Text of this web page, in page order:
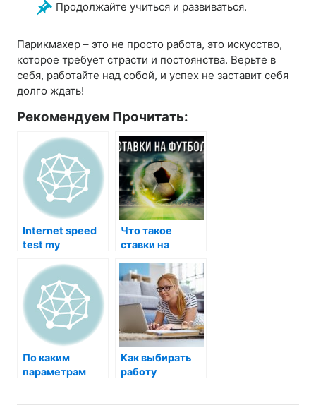
Продолжайте учиться и развиваться.
Парикмахер – это не просто работа, это искусство,
которое требует страсти и постоянства. Верьте в
себя, работайте над собой, и успех не заставит себя
долго ждать!
Рекомендуем Прочитать:
Internet speed
test my
Что такое
ставки на
По каким
параметрам
Как выбирать
работу